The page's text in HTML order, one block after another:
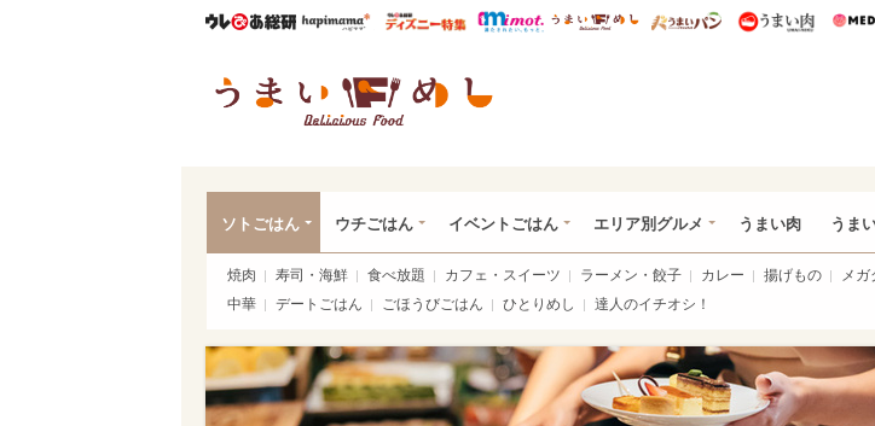
ウレぴあ総研ハピママ* ウレぴあ総研 ディズニー特集
mimot. うまいめし うまいパン うま
ソトごはん ウチごはん イベントごはん エリア別グルメ うまい肉 うま
焼肉 寿司・海鮮 食べ放題 カフェ・スイーツ ラーメン・餃子 カレー 揚げもの メガ
中華
デートごはん ごほうびごはん ひとりめし 達人のイチオシ！